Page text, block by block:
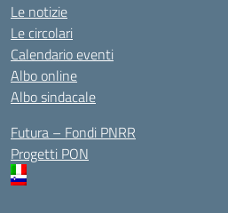
Le notizie
Le circolari
Calendario eventi
Albo online
Albo sindacale
Futura – Fondi PNRR
Progetti PON